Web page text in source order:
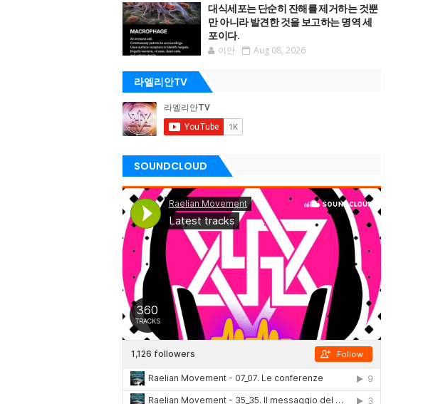
대식세포는 단순히 잔해를 제거하는 것뿐
만 아니라 발견한 것을 보고하는 명역 세
포이다.
이안 Aug 08, 2026
라엘리안TV
SOUNDCLOUD